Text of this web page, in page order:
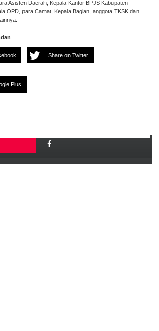
Asisten Daerah, Kepala Kantor BPJS Kabupaten
OPD, para Camat, Kepala Bagian, anggota TKSK dan
Share on Twitter
Plus